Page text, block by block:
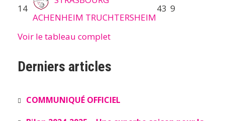
14
ACHENHEIM TRUCHTERSHEIM
43 9
Voir le tableau complet
Derniers articles
COMMUNIQUÉ OFFICIEL